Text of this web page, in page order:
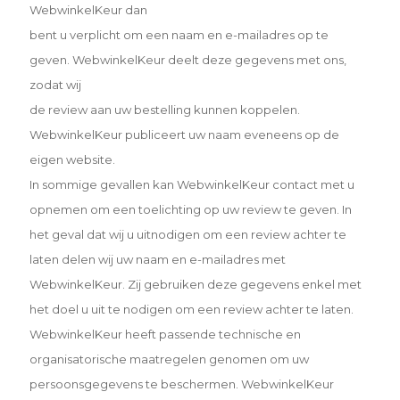
WebwinkelKeur dan
bent u verplicht om een naam en e-mailadres op te
geven. WebwinkelKeur deelt deze gegevens met ons,
zodat wij
de review aan uw bestelling kunnen koppelen.
WebwinkelKeur publiceert uw naam eveneens op de
eigen website.
In sommige gevallen kan WebwinkelKeur contact met u
opnemen om een toelichting op uw review te geven. In
het geval dat wij u uitnodigen om een review achter te
laten delen wij uw naam en e-mailadres met
WebwinkelKeur. Zij gebruiken deze gegevens enkel met
het doel u uit te nodigen om een review achter te laten.
WebwinkelKeur heeft passende technische en
organisatorische maatregelen genomen om uw
persoonsgegevenste beschermen. WebwinkelKeur